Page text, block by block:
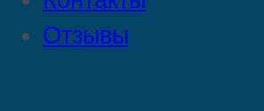
Отзывы